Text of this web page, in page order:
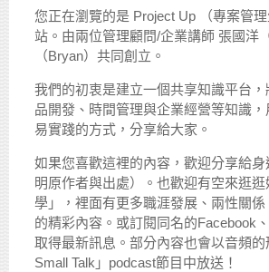
您正在瀏覽的是 Project Up （專案管
站。由兩位管理顧問/企業講師 張國洋
（Bryan）共同創立。
我們的初衷是建立一個共享知識平台
品開發、時間管理與企業經營等知識
易實踐的方式，分享給大家。
如果您喜歡這裡的內容，歡迎分享給
明原作者與出處）。也歡迎有空來逛逛
學」，裡面有更多職涯發展、兩性關係
的精彩內容。或訂閱同名的Facebook
取得最新訊息。部分內容也會以音頻
Small Talk」podcast節目中放送！